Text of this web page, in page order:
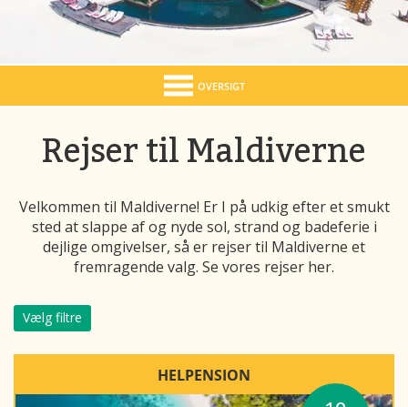
OVERSIGT
Rejser til Maldiverne
Velkommen til Maldiverne! Er I på udkig efter et smukt
sted at slappe af og nyde sol, strand og badeferie i
dejlige omgivelser, så er rejser til Maldiverne et
fremragende valg. Se vores rejser her.
Vælg filtre
HELPENSION